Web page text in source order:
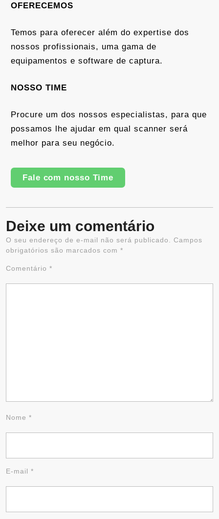
OFERECEMOS
Temos para oferecer além do expertise dos
nossos profissionais, uma gama de
equipamentos e software de captura.
NOSSO TIME
Procure um dos nossos especialistas, para que
possamos lhe ajudar em qual scanner será
melhor para seu negócio.
Fale com nosso Time
Deixe um comentário
O seu endereço de e-mail não será publicado.
Campos
obrigatórios são marcados com *
Comentário *
Nome *
E-mail *